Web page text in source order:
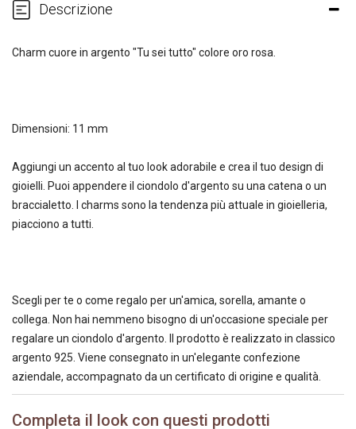
Descrizione
Charm cuore in argento "Tu sei tutto" colore oro rosa.
Dimensioni: 11 mm
Aggiungi un accento al tuo look adorabile e crea il tuo design di
gioielli. Puoi appendere il ciondolo d'argento su una catena o un
braccialetto. I charms sono la tendenza più attuale in gioielleria,
piacciono a tutti.
Scegli per te o come regalo per un'amica, sorella, amante o
collega. Non hai nemmeno bisogno di un'occasione speciale per
regalare un ciondolo d'argento. Il prodotto è realizzato in classico
argento 925. Viene consegnato in un'elegante confezione
aziendale, accompagnato da un certificato di origine e qualità.
Completa il look con questi prodotti